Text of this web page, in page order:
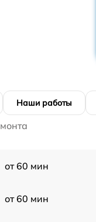
Наши работы
от 60 мин
от 60 мин